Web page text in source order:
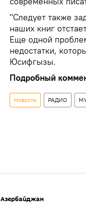
"Следует также
наших книг
Еще одной
недостатки,
Юсифгызы.
Подробный
Новости РАДИО
Азербайджан